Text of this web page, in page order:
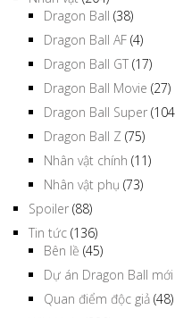
Dragon Ball (38)
Dragon Ball AF (4)
Dragon Ball GT (17)
Dragon Ball Movie (27)
Dragon Ball Super
Dragon Ball Z (75)
Nhân vật chính (11)
Nhân vật phụ (73)
Spoiler (88)
Tin tức (136)
Bên lề (45)
Dự án Dragon Ball mới
Quan điểm độc giả (48)